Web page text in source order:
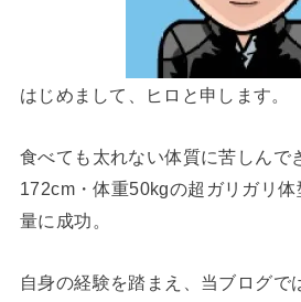
はじめまして、ヒロと申します。
食べても太れない体質に苦しんで
172cm・体重50kgの超ガリガリ
量に成功。
自身の経験を踏まえ、当ブログで